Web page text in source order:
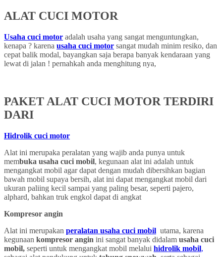
ALAT CUCI MOTOR
Usaha cuci motor adalah usaha yang sangat menguntungkan,
kenapa ? karena usaha cuci motor sangat mudah minim resiko, dan
cepat balik modal, bayangkan saja berapa banyak kendaraan yang
lewat di jalan ! pernahkah anda menghitung nya,
PAKET ALAT CUCI MOTOR TERDIRI
DARI
Hidrolik cuci motor
Alat ini merupaka peralatan yang wajib anda punya untuk
membuka usaha cuci mobil, kegunaan alat ini adalah untuk
mengangkat mobil agar dapat dengan mudah dibersihkan bagian
bawah mobil supaya bersih, alat ini dapat mengangkat mobil dari
ukuran paliing kecil sampai yang paling besar, seperti pajero,
alphard, bahkan truk engkol dapat di angkat
Kompresor angin
Alat ini merupakan peralatan usaha cuci mobil utama, karena
kegunaan kompresor angin ini sangat banyak didalam usaha cuci
mobil, seperti untuk mengangkat mobil melalui hidrolik mobil,